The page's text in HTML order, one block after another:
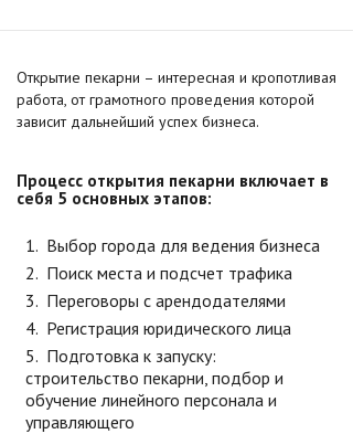
Открытие пекарни – интересная и кропотливая
работа, от грамотного проведения которой
зависит дальнейший успех бизнеса.
Процесс открытия пекарни включает в
себя 5 основных этапов:
Выбор города для ведения бизнеса
Поиск места и подсчет трафика
Переговоры с арендодателями
Регистрация юридического лица
Подготовка к запуску:
строительство пекарни, подбор и
обучение линейного персонала и
управляющего